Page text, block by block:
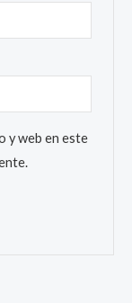
y web en este